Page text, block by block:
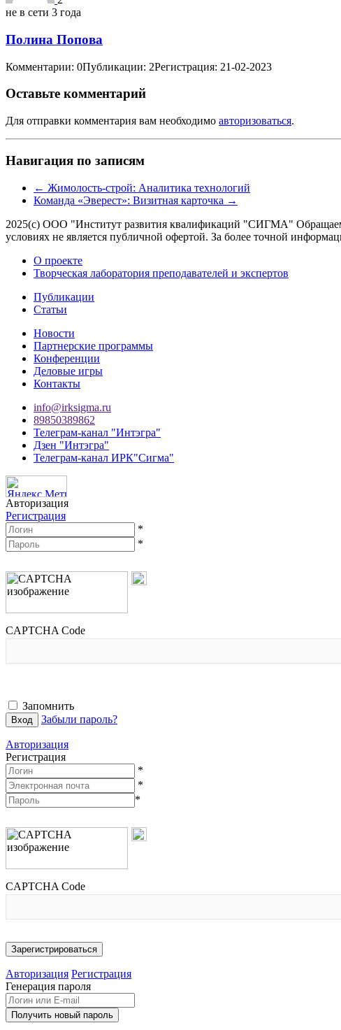
не в сети 3 года
Полина Попова
Комментарии: 0Публикации: 2Регистрация: 21-02-2023
Оставьте комментарий
Для отправки комментария вам необходимо авторизоваться.
Навигация по записям
← Жимолость-строй: Аналитика технологий
Команда «Эверест»: Визитная карточка →
2025(с) ООО "Институт развития квалификаций "СИГМА" Обращаем
условиях не является публичной офертой. За более точной
О проекте
Творческая лаборатория преподавателей и экспертов
Публикации
Статьи
Новости
Партнерские программы
Конференции
Деловые игры
Контакты
info@irksigma.ru
89850389862
Телеграм-канал "Интэгра"
Дзен "Интэгра"
Телеграм-канал ИРК"Сигма"
Авторизация
Регистрация
*
*
CAPTCHA Code
Запомнить
Забыли пароль?
Авторизация
Регистрация
*
*
*
CAPTCHA Code
Авторизация Регистрация
Генерация пароля